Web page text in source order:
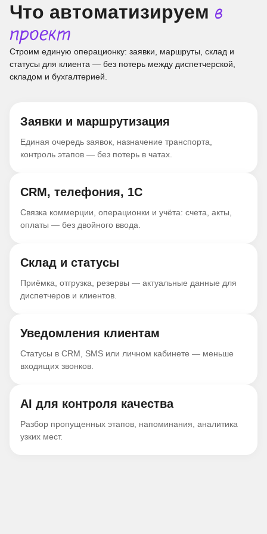
Что автоматизируем в
проект
Строим единую операционку: заявки, маршруты, склад и
статусы для клиента — без потерь между диспетчерской,
складом и бухгалтерией.
Заявки и маршрутизация
Единая очередь заявок, назначение транспорта,
контроль этапов — без потерь в чатах.
CRM, телефония, 1С
Связка коммерции, операционки и учёта: счета, акты,
оплаты — без двойного ввода.
Склад и статусы
Приёмка, отгрузка, резервы — актуальные данные для
диспетчеров и клиентов.
Уведомления клиентам
Статусы в CRM, SMS или личном кабинете — меньше
входящих звонков.
AI для контроля качества
Разбор пропущенных этапов, напоминания, аналитика
узких мест.